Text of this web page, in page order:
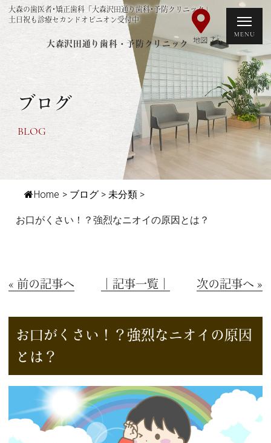
大森の歯医者･矯正歯科「大森沢田通り歯科･予防クリニック」
土日祝も診療セカンドオピニオン受付中
大森沢田通り歯科・予防クリニック
ブログ
BLOG
Home > ブログ > 未分類 >
お口がくさい！？強烈なニオイの原因とは？
« 前の記事へ │記事一覧│ 次の記事へ »
お口がくさい！？強烈なニオイの原因
とは？